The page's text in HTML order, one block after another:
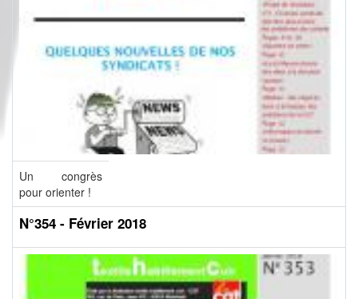
Un congrès
pour orienter !
N°354 - Février 2018